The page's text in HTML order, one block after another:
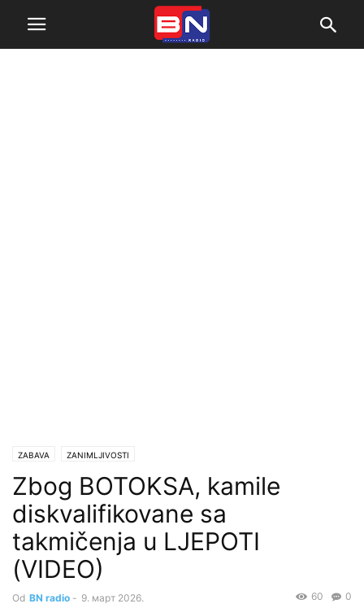
ZABAVA ZANIMLJIVOSTI
Zbog BOTOKSA, kamile
diskvalifikovane sa
takmičenja u LJEPOTI
(VIDEO)
Od BN radio - 9. март 2026. 0
60